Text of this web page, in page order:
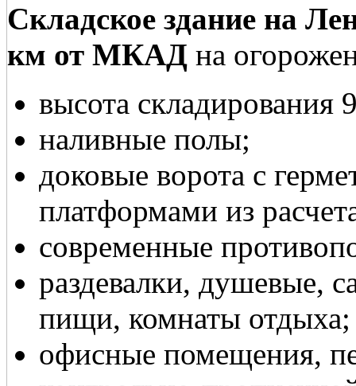
Складское здание на
км от МКАД на
высота складирования
наливные полы;
доковые ворота с
платформами из
современные
раздевалки, душевые,
пищи, комнаты отдыха;
офисные помещения,